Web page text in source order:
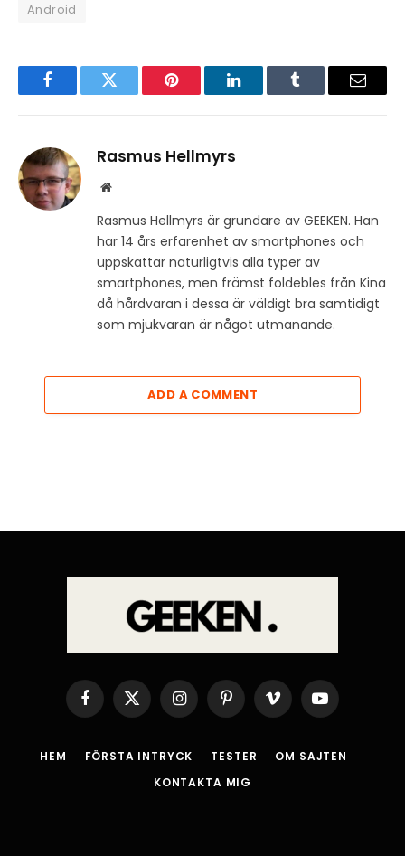
Android
FacebookTwitter Pinterest LinkedInTumblr Email
Rasmus Hellmyrs
Website
Rasmus Hellmyrs är grundare av GEEKEN. Han
har 14 års erfarenhet av smartphones och
uppskattar naturligtvis alla typer av
smartphones, men främst foldebles från Kina
då hårdvaran i dessa är väldigt bra samtidigt
som mjukvaran är något utmanande.
ADD A COMMENT
Facebook
X
(Twitter)
InstagramPinterestVimeo YouTube
HEM FÖRSTA INTRYCK TESTER
OM SAJTEN
KONTAKTA MIG